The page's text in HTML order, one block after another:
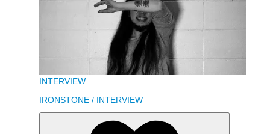
INTERVIEW
IRONSTONE / INTERVIEW